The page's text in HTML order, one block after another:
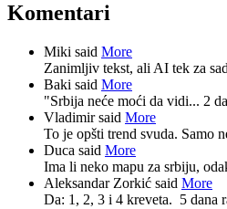
Komentari
Miki said More
Zanimljiv tekst, ali AI tek za
Baki said More
"Srbija neće moći da vidi... 2
Vladimir said More
To je opšti trend svuda. Samo
Duca said More
Ima li neko mapu za srbiju,
Aleksandar Zorkić said More
Da: 1, 2, 3 i 4 kreveta. 5 dana